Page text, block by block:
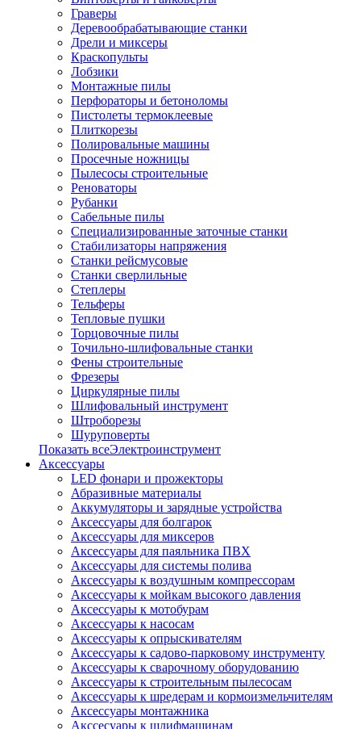
Граверы
Деревообрабатывающие станки
Дрели и миксеры
Краскопульты
Лобзики
Монтажные пилы
Перфораторы и бетоноломы
Пистолеты термоклеевые
Плиткорезы
Полировальные машины
Просечные ножницы
Пылесосы строительные
Реноваторы
Рубанки
Сабельные пилы
Специализированные заточные станки
Стабилизаторы напряжения
Станки рейсмусовые
Станки сверлильные
Степлеры
Тельферы
Тепловые пушки
Торцовочные пилы
Точильно-шлифовальные станки
Фены строительные
Фрезеры
Циркулярные пилы
Шлифовальный инструмент
Штроборезы
Шуруповерты
Показать всеЭлектроинструмент
Аксессуары
LED фонари и прожекторы
Абразивные материалы
Аккумуляторы и зарядные устройства
Аксессуары для болгарок
Аксессуары для миксеров
Аксессуары для паяльника ПВХ
Аксессуары для системы полива
Аксессуары к воздушным компрессорам
Аксессуары к мойкам высокого давления
Аксессуары к мотобурам
Аксессуары к насосам
Аксессуары к опрыскивателям
Аксессуары к садово-парковому инструменту
Аксессуары к сварочному оборудованию
Аксессуары к строительным пылесосам
Аксессуары к шредерам и кормоизмельчителям
Аксессуары монтажника
Акссесуары к шлифмашинам